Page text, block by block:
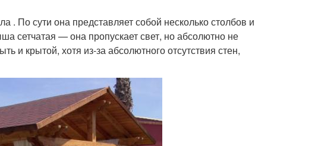
. По сути она представляет собой несколько столбов и
сетчатая — она пропускает свет, но абсолютно не
и крытой, хотя из-за абсолютного отсутствия стен,